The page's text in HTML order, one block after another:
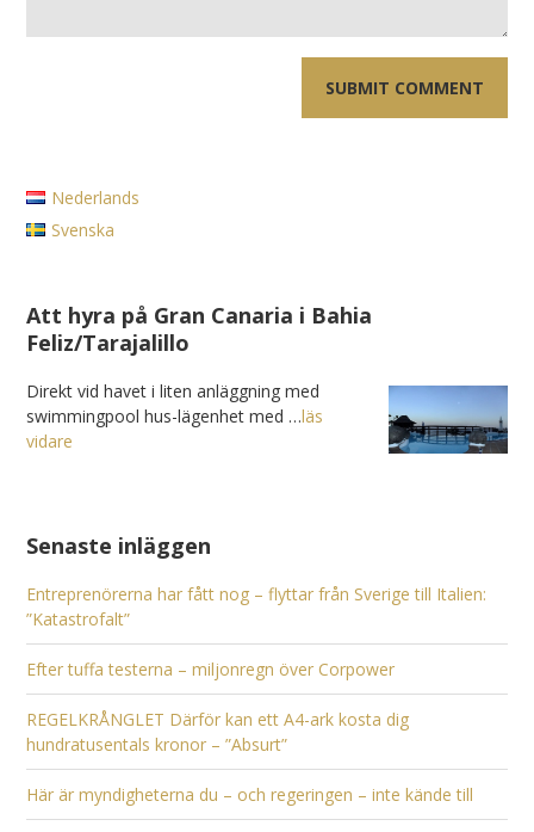
Nederlands
Svenska
Att hyra på Gran Canaria i Bahia
Feliz/Tarajalillo
Direkt vid havet i liten anläggning med
swimmingpool hus-lägenhet med …läs
vidare
Senaste inläggen
Entreprenörerna har fått nog – flyttar från Sverige till Italien:
”Katastrofalt”
Efter tuffa testerna – miljonregn över Corpower
REGELKRÅNGLET Därför kan ett A4-ark kosta dig
hundratusentals kronor – ”Absurt”
Här är myndigheterna du – och regeringen – inte kände till